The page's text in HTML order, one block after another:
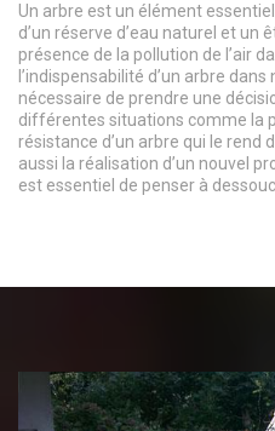
Un arbre est un élément
d’un réserve d’eau naturel et un
présence de la pollution de l’air
l’indispensabilité d’un arbre
nécessaire de prendre une
différentes situations comme la
résistance d’un arbre qui le rend
aussi la réalisation d’un nouvel
est essentiel de penser à